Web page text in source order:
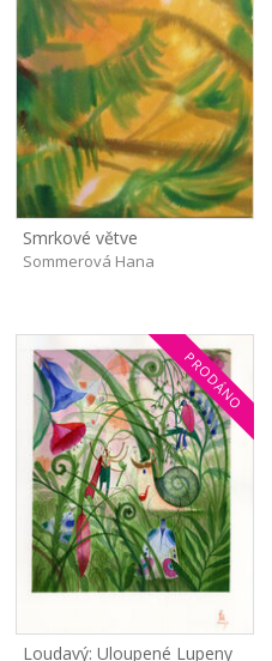
Smrkové větve
Sommerová Hana
PRODÁNO
Loudavý: Uloupené Lupeny